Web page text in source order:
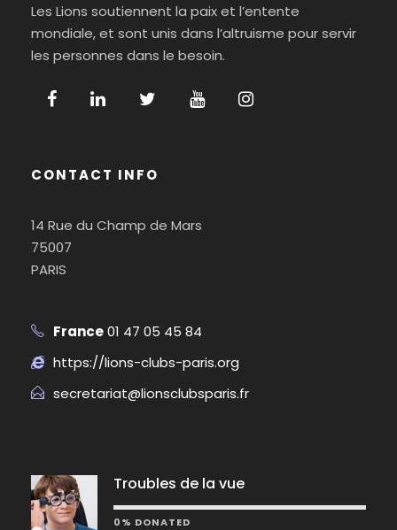
Les Lions soutiennent la paix et l’entente
mondiale, et sont unis dans l’altruisme pour servir
les personnes dans le besoin.
CONTACT INFO
14 Rue du Champ de Mars
75007
PARIS
France01 47 05 45 84
https://lions-clubs-paris.org
secretariat@lionsclubsparis.fr
Troubles de la vue
0% DONATED